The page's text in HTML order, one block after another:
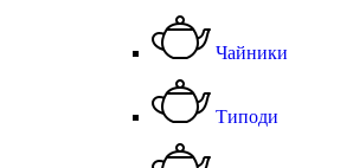
Чайники
Типоди